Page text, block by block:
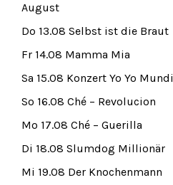
August
Do 13.08 Selbst ist die Braut
Fr 14.08 Mamma Mia
Sa 15.08 Konzert Yo Yo Mundi
So 16.08 Ché – Revolucion
Mo 17.08 Ché – Guerilla
Di 18.08 Slumdog Millionär
Mi 19.08 Der Knochenmann